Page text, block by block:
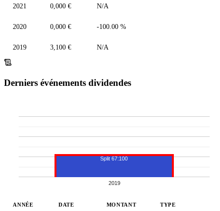
2021 0,000 € N/A
2020 0,000 € -100.00 %
2019 3,100 € N/A
Derniers événements dividendes
2019
Split 67:100
ANNÉE DATE MONTANT TYPE